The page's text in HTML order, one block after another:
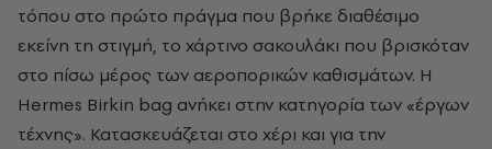
τόπου στο πρώτο πράγμα που βρήκε διαθέσιμο
εκείνη τη στιγμή, το χάρτινο σακουλάκι που βρισκόταν
στο πίσω μέρος των αεροπορικών καθισμάτων. H
Hermes Birkin bag ανήκει στην κατηγορία των «έργων
τέχνης». Κατασκευάζεται στο χέρι και για την